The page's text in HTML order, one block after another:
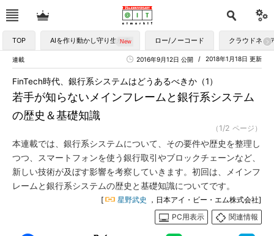
TOP AIを作り動かし守り生かす ロー/ノーコード クラウドネイ
連載 2018年1月18日 更新
2016年9月12日 公開
若手が知らないメインフレームと銀行系システム
の歴史＆基礎知識
FinTech時代、銀行系システムはどうあるべきか（1）
（1/2 ページ）
本連載では、銀行系システムについて、その要件や歴史を整理し
つつ、スマートフォンを使う銀行取引やブロックチェーンなど、
新しい技術が及ぼす影響を考察していきます。初回は、メインフ
レームと銀行系システムの歴史と基礎知識についてです。
[ 星野武史
，日本アイ・ビー・エム株式会社]
PC用表示
関連情報